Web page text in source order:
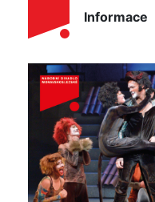
Informace